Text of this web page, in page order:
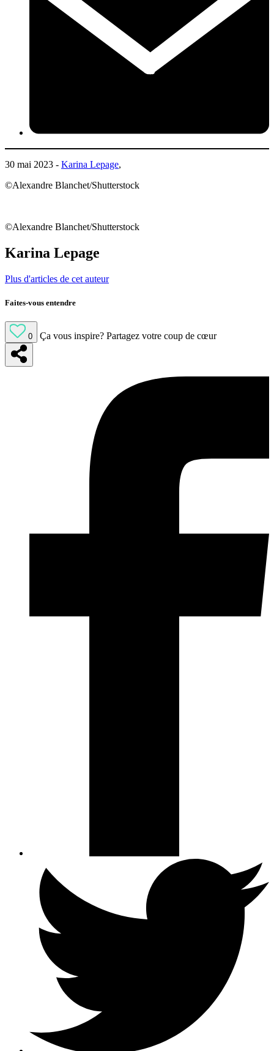
30 mai 2023 - Karina Lepage,
©Alexandre Blanchet/Shutterstock
©Alexandre Blanchet/Shutterstock
Karina Lepage
Plus d'articles de cet auteur
Faites-vous entendre
0 Ça vous inspire? Partagez votre coup de cœur